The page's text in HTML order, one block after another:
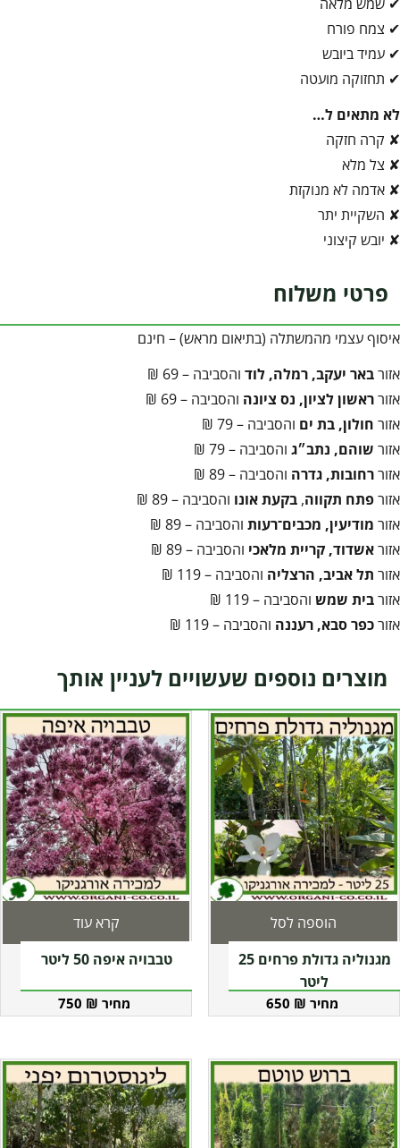
✔ שמש מלאה
✔ צמח פורח
✔ עמיד ביובש
✔ תחזוקה מועטה
לא מתאים ל…
✘ קרה חזקה
✘ צל מלא
✘ אדמה לא מנוקזת
✘ השקיית יתר
✘ יובש קיצוני
פרטי משלוח
איסוף עצמי מהמשתלה (בתיאום מראש) – חינם
אזורבאר יעקב, רמלה, לוד והסביבה – 69 ₪
אזורראשון לציון, נס ציונה והסביבה – 69 ₪
אזור חולון, בת ים והסביבה – 79 ₪
אזור שוהם, נתב״ג והסביבה – 79 ₪
אזוררחובות, גדרה והסביבה – 89 ₪
אזורפתח תקווה, בקעת אונו והסביבה – 89 ₪
אזור מודיעין, מכבים־רעות והסביבה – 89 ₪
אזוראשדוד, קריית מלאכי והסביבה – 89 ₪
אזור תל אביב, הרצליה והסביבה – 119 ₪
אזורבית שמש והסביבה – 119 ₪
אזורכפר סבא, רעננה והסביבה – 119 ₪
מוצרים נוספים שעשויים לעניין אותך
מגנוליה גדולת פרחים 25
ליטר
650 ₪
הוספה לסל
טבבויה איפה 50 ליטר
750 ₪
קרא עוד